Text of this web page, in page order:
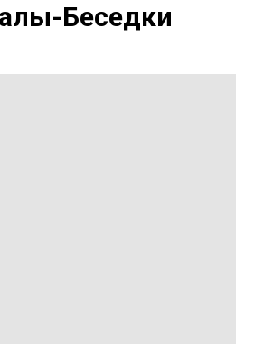
Беседки